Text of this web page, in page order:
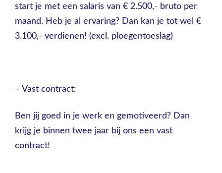
start je met een salaris van € 2.500,- bruto per
maand. Heb je al ervaring? Dan kan je tot wel €
3.100,- verdienen! (excl. ploegentoeslag)
– Vast contract:
Ben jij goed in je werk en gemotiveerd? Dan
krijg je binnen twee jaar bij ons een vast
contract!